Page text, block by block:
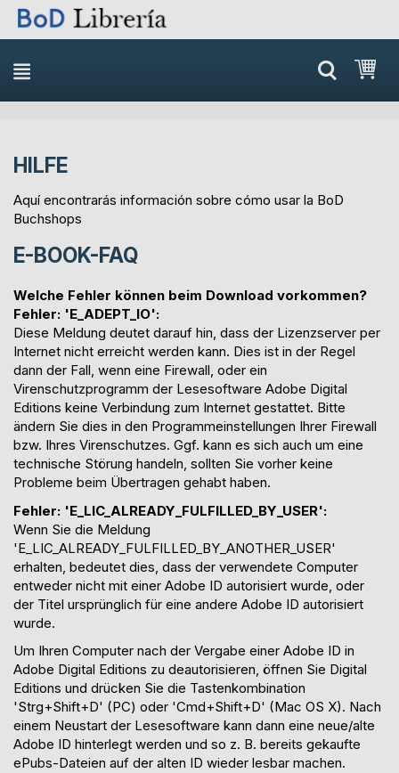
Skip
to
content
Mi
HILFE
E-BOOK-FAQ
Welche Fehler können beim Download vorkommen?
Fehler: 'E_ADEPT_IO':
Diese Meldung deutet darauf hin, dass der Lizenzserver per
Internet nicht erreicht werden kann. Dies ist in der Regel
dann der Fall, wenn eine Firewall, oder ein
Virenschutzprogramm der Lesesoftware Adobe Digital
Editions keine Verbindung zum Internet gestattet. Bitte
ändern Sie dies in den Programmeinstellungen Ihrer Firewall
bzw. Ihres Virenschutzes. Ggf. kann es sich auch um eine
technische Störung handeln, sollten Sie vorher keine
Probleme beim Übertragen gehabt haben.
Fehler: 'E_LIC_ALREADY_FULFILLED_BY_USER':
Wenn Sie die Meldung
'E_LIC_ALREADY_FULFILLED_BY_ANOTHER_USER'
erhalten, bedeutet dies, dass der verwendete Computer
entweder nicht mit einer Adobe ID autorisiert wurde, oder
der Titel ursprünglich für eine andere Adobe ID autorisiert
wurde.
Um Ihren Computer nach der Vergabe einer Adobe ID in
Adobe Digital Editions zu deautorisieren, öffnen Sie Digital
Editions und drücken Sie die Tastenkombination
'Strg+Shift+D' (PC) oder 'Cmd+Shift+D' (Mac OS X). Nach
einem Neustart der Lesesoftware kann dann eine neue/alte
Adobe ID hinterlegt werden und so z. B. bereits gekaufte
ePubs-Dateien auf der alten ID wieder lesbar machen.
Aquí encontrarás información sobre cómo usar la BoD
Buchshops